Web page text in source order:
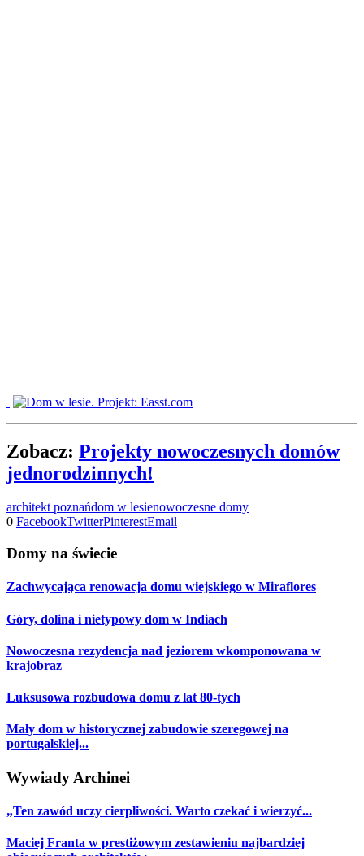
Zobacz: Projekty nowoczesnych domów
jednorodzinnych!
architekt poznańdom w lesienowoczesne domy
0 FacebookTwitterPinterestEmail
Domy na świecie
Zachwycająca renowacja domu wiejskiego w Miraflores
Góry, dolina i nietypowy dom w Indiach
Nowoczesna rezydencja nad jeziorem wkomponowana w
krajobraz
Luksusowa rozbudowa domu z lat 80-tych
Mały dom w historycznej zabudowie szeregowej na
portugalskiej...
Wywiady Archinei
„Ten zawód uczy cierpliwości. Warto czekać i wierzyć...
Maciej Franta w prestiżowym zestawieniu najbardziej